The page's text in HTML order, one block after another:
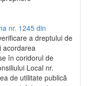
nr. 1245 din
a dreptului de
acordarea
în coridorul de
Local nr.
de utilitate publică